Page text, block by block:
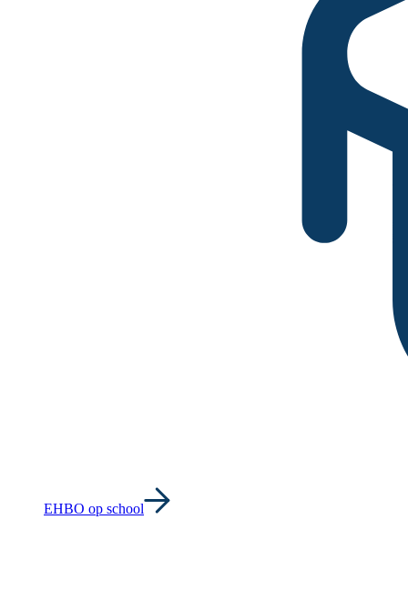
EHBO op school